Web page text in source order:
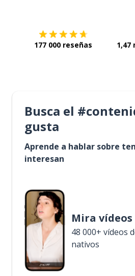
177 000 reseñas 1,47
Busca el
gusta
Aprende a hablar sobre
interesan
Mira vídeos
48 000+ vídeos
nativos